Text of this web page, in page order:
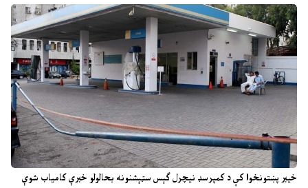
خیبر پښتونخوا کې د کمپرسډ نیچرل ګېس سټېشنونه بحالولو خبرې کامیاب شوې